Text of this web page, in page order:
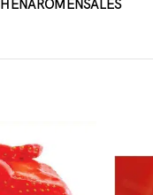
AROMENSALES